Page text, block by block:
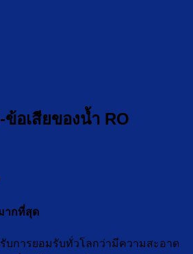
อเสียของน้ำ RO
ากที่สุด
บการยอมรับทั่วโลกว่ามีความสะอาด